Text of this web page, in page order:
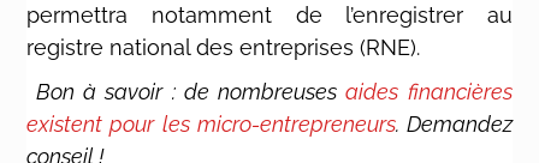
permettra notamment de l’enregistrer au
registre national des entreprises (RNE).
Bon à savoir : de nombreusesaides financières
existent pour les micro-entrepreneurs. Demandez
conseil !